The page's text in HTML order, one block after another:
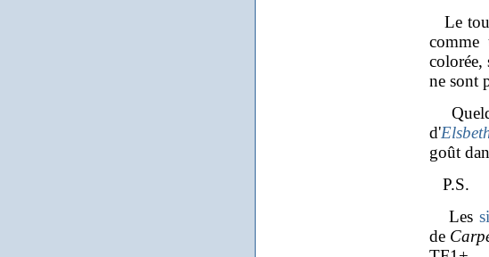
Le
comme
colorée,
ne sont
d'
goût
P.S.
Les
de